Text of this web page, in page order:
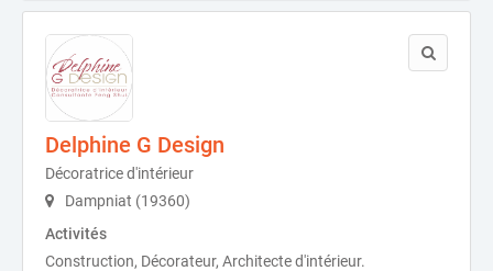
Delphine G Design
Décoratrice d'intérieur
Dampniat (19360)
Activités
Construction, Décorateur, Architecte d'intérieur.